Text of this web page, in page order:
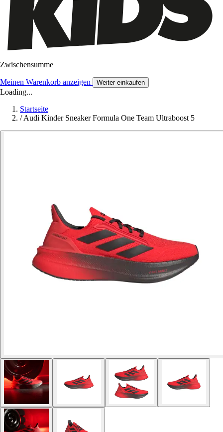
Zwischensumme
Meinen Warenkorb anzeigen Weiter einkaufen
Loading...
Startseite
/ Audi Kinder Sneaker Formula One Team Ultraboost 5